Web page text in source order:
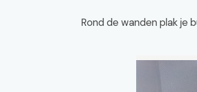
Rond de wanden plak je